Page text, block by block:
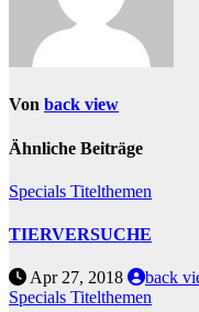
Von back view
Ähnliche Beiträge
Specials Titelthemen
TIERVERSUCHE
Apr 27, 2018
back
Specials Titelthemen